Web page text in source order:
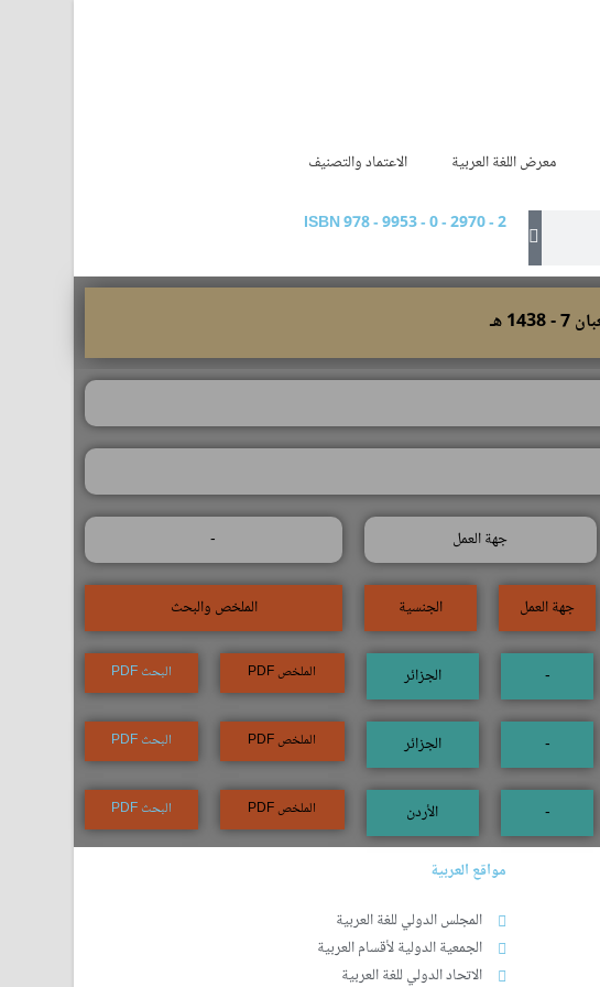
معرض اللغة العربية الاعتماد والتصنيف
ISBN 978 - 9953 - 0 - 2970 - 2
جهة العمل -
جهة العمل الجنسية الملخص والبحث
- الجزائر الملخص PDF البحث PDF
- الجزائر الملخص PDF البحث PDF
- الأردن الملخص PDF البحث PDF
مواقع العربية
المجلس الدولي للغة العربية
الجمعية الدولية لأقسام العربية
الاتحاد الدولي للغة العربية